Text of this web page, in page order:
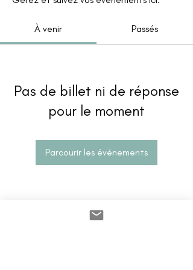
À venir Passés
Pas de billet ni de réponse
pour le moment
Parcourir les événements
contacto